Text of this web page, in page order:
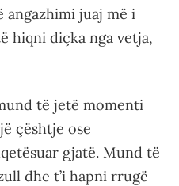
angazhimi juaj më i
hiqni diçka nga vetja,
të jetë momenti
çështje ose
gjatë. Mund të
dhe t’i hapni rrugë